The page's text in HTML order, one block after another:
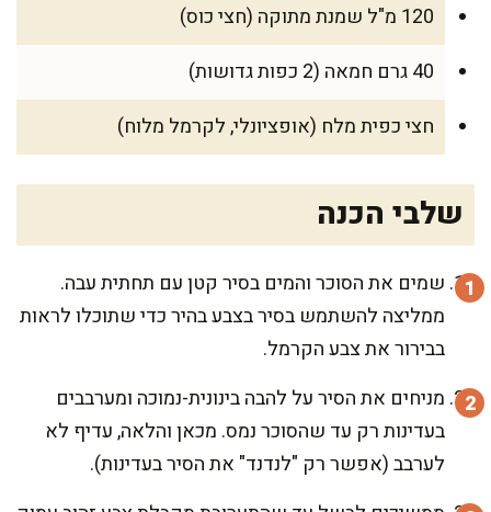
120 מ"ל שמנת מתוקה (חצי כוס)
40 גרם חמאה (2 כפות גדושות)
חצי כפית מלח (אופציונלי, לקרמל מלוח)
שלבי הכנה
שמים את הסוכר והמים בסיר קטן עם תחתית עבה.
ממליצה להשתמש בסיר בצבע בהיר כדי שתוכלו לראות
בבירור את צבע הקרמל.
מניחים את הסיר על להבה בינונית-נמוכה ומערבבים
בעדינות רק עד שהסוכר נמס. מכאן והלאה, עדיף לא
לערבב (אפשר רק "לנדנד" את הסיר בעדינות).